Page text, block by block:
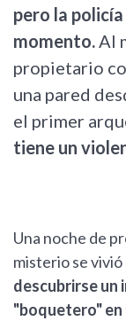
pero la
momento.Al
propietario
una pared
el primer
tiene un
Una noche de
misterio se
descubrirse un
"boquetero"